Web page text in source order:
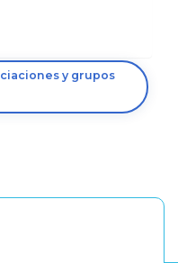
y grupos